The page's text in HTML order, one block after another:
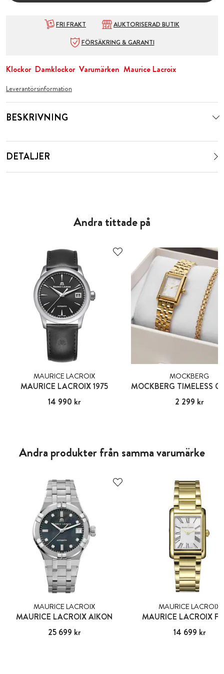
FRI FRAKT
AUKTORISERAD BUTIK
FÖRSÄKRING & GARANTI
Klockor Damklockor Varumärken Maurice Lacroix
Leverantörsinformation
BESKRIVNING
DETALJER
Andra tittade på
MAURICE LACROIX
MAURICE LACROIX 1975
Pris: 14 990 kr
14 990 kr
MOCKBERG
Pris :2 299 kr
2 299 kr
Andra produkter från samma varumärke
MAURICE LACROIX
MAURICE LACROIX AIKON
Pris:25 699 kr
25 699 kr
MAURICE LACROIX
MAURICE LACROIX
Pris: 14 699 kr
14 699 kr